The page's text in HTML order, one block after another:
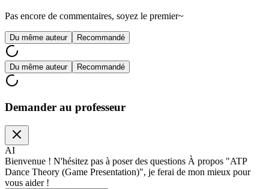
Pas encore de commentaires, soyez le premier~
Du même auteur Recommandé
Du même auteur Recommandé
Demander au professeur
AI
Bienvenue ! N'hésitez pas à poser des questions À propos "ATP
Dance Theory (Game Presentation)", je ferai de mon mieux pour
vous aider !